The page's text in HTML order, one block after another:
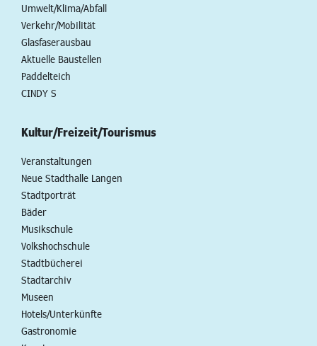
Umwelt/Klima/Abfall
Verkehr/Mobilität
Glasfaserausbau
Aktuelle Baustellen
Paddelteich
CINDY S
Kultur/Freizeit/Tourismus
Veranstaltungen
Neue Stadthalle Langen
Stadtporträt
Bäder
Musikschule
Volkshochschule
Stadtbücherei
Stadtarchiv
Museen
Hotels/Unterkünfte
Gastronomie